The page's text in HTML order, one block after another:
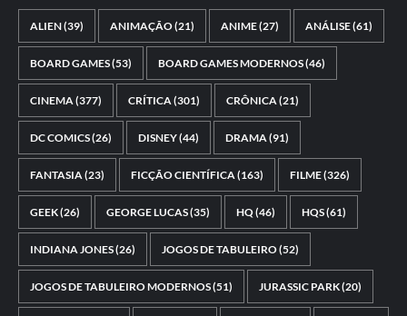
ALIEN(39) ANIMAÇÃO(21) ANIME(27) ANÁLISE(61)
BOARD GAMES(53) BOARD GAMES MODERNOS(46)
CINEMA(377) CRÍTICA(301) CRÔNICA(21)
DC COMICS(26) DISNEY(44) DRAMA(91)
FANTASIA(23) FICÇÃO CIENTÍFICA(163) FILME(326)
GEEK(26) GEORGE LUCAS(35) HQ(46) HQS(61)
INDIANA JONES(26) JOGOS DE TABULEIRO(52)
JOGOS DE TABULEIRO MODERNOS(51) JURASSIC PARK(20)